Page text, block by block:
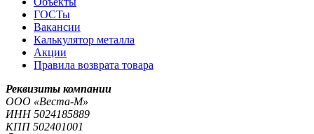
ГОСТы
Вакансии
Калькулятор металла
Акции
Правила возврата товара
Реквизиты компании
OOO «Веста-М»
ИНН5024185889
КПП502401001